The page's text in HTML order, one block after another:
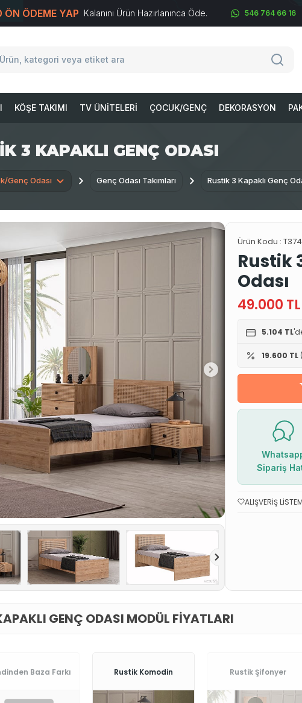
ÖN ÖDEME YAP Kalanını Ürün Hazırlanınca Öde. 546 764 66 16
KÖŞE TAKIMI TV ÜNITELERI ÇOCUK/GENÇ DEKORASYON
3 KAPAKLI GENÇ ODASI
Genç Odası Genç Odası Takımları Rustik 3 Kapaklı Genç
Ürün Kodu :
Rustik
Odası
49.000 TL
5.104 TL
19.600 TL
Sipariş
ALIŞVERIŞ
GENÇ ODASI MODÜL FIYATLARI
Baza Farkı Rustik Komodin Rustik Şifonyer
T-Soft E-TicaretSistemleriyle Hazırlanmıştır.